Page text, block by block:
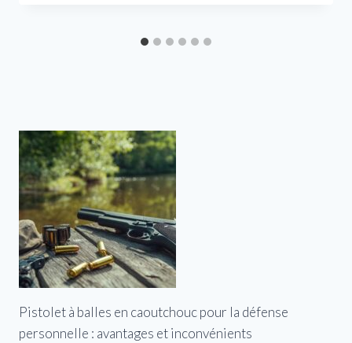
Pistolet à balles en caoutchouc pour la défense
personnelle : avantages et inconvénients